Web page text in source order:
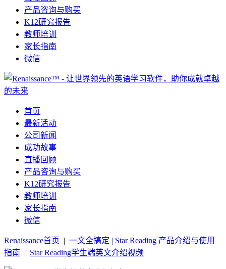
产品咨询与购买
K12研究报告
教师培训
家长指南
微信
首页
最新活动
公司新闻
成功故事
直播回顾
产品咨询与购买
K12研究报告
教师培训
家长指南
微信
Renaissance首页 | 一文全搞定 | Star Reading 产品介绍与使用
指南 | Star Reading学生端英文介绍视频